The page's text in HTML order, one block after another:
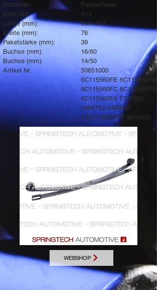
Blattfeder:
Blattzahl:
Länge (mm):
Breite (mm):
Paketstärke (mm):
Buchse (mm):
Buchse (mm):
Artikel Nr:
Parabelfeder
1+1
694+674
76
39
16/60
14/50
50651000
6C115560FE 6C115560FD
6C115560FC 6C115560FB
6C115560FA 1721783
1684753 1490997
F037T282ZA75 9804900
WEBSHOP